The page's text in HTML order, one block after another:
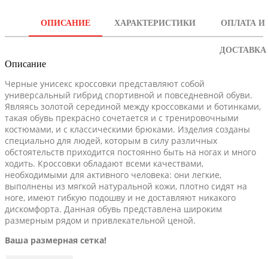
ОПИСАНИЕ ХАРАКТЕРИСТИКИ ОПЛАТА И
ДОСТАВКА
Описание
Черные унисекс кроссовки представляют собой
универсальный гибрид спортивной и повседневной обуви.
Являясь золотой серединой между кроссовками и ботинками,
такая обувь прекрасно сочетается и с тренировочными
костюмами, и с классическими брюками. Изделия созданы
специально для людей, которым в силу различных
обстоятельств приходится постоянно быть на ногах и много
ходить. Кроссовки обладают всеми качествами,
необходимыми для активного человека: они легкие,
выполнены из мягкой натуральной кожи, плотно сидят на
ноге, имеют гибкую подошву и не доставляют никакого
дискомфорта. Данная обувь представлена широким
размерным рядом и привлекательной ценой.
Ваша размерная сетка!